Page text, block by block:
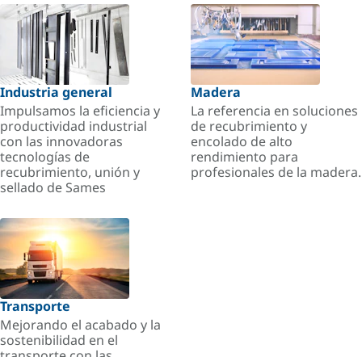
Industria general
Impulsamos la eficiencia y
productividad industrial
con las innovadoras
tecnologías de
recubrimiento, unión y
sellado de Sames
Madera
La referencia en soluciones
de recubrimiento y
encolado de alto
rendimiento para
profesionales de la madera.
Transporte
Mejorando el acabado y la
sostenibilidad en el